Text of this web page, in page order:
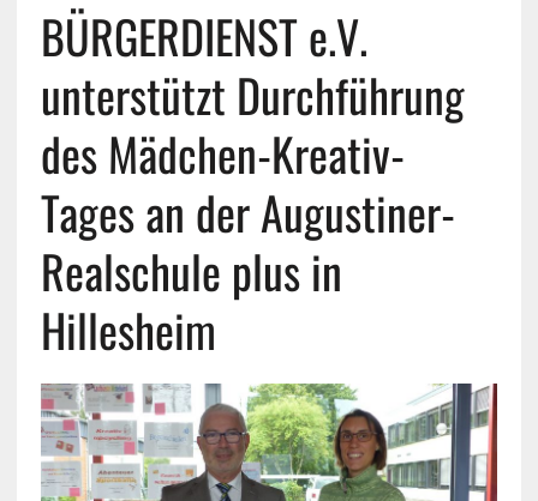
BÜRGERDIENST e.V.
unterstützt Durchführung
des Mädchen-Kreativ-
Tages an der Augustiner-
Realschule plus in
Hillesheim